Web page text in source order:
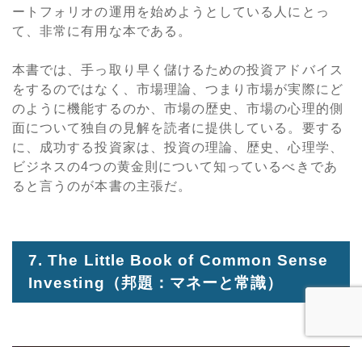
ートフォリオの運用を始めようとしている人にとっ
て、非常に有用な本である。
本書では、手っ取り早く儲けるための投資アドバイス
をするのではなく、市場理論、つまり市場が実際にど
のように機能するのか、市場の歴史、市場の心理的側
面について独自の見解を読者に提供している。要する
に、成功する投資家は、投資の理論、歴史、心理学、
ビジネスの4つの黄金則について知っているべきであ
ると言うのが本書の主張だ。
7. The Little Book of Common Sense
Investing （邦題：マネーと常識）